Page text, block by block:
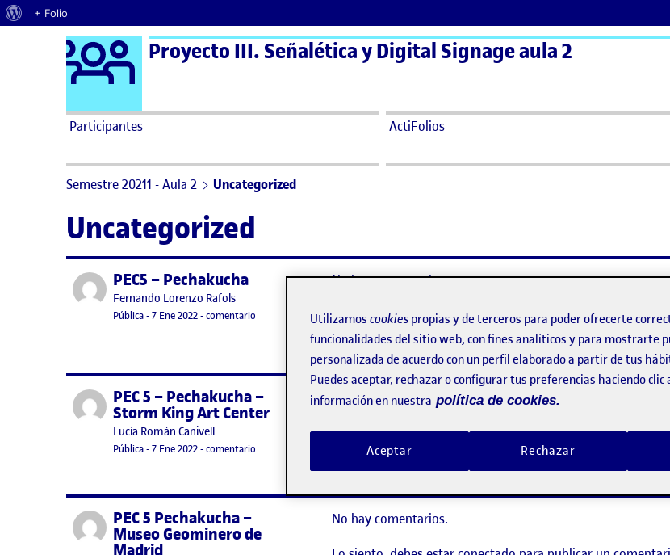
Acerca de WordPress
+ Folio
Saltar al contenido Logo Ágora
Proyecto III. Señalética y Digital Signage aula 2
Participantes ActiFolios
Semestre 20211 - Aula 2 Uncategorized
Uncategorized
Publicado porPEC5 – Pechakucha
Publicado por
Fernando Lorenzo Rafols
Visibilidad:
Pública-Fecha de publicación
7 Ene 202213 enero, 2022 9:05 am
-comentario en PEC5 – Pechakucha
No hay comentarios.
Lo siento, debes estarconectadopara publicar un
Publicado porPEC 5 – Pechakucha –
Storm King Art Center
Publicado por
Lucía Román Canivell
Visibilidad:
Pública-Fecha de publicación
7 Ene 2022-comentario en PEC 5 – Pechakucha – Storm King Art Center
No hay comentarios.
Lo siento, debes estarconectadopara publicar un
Publicado porPEC 5 Pechakucha –
Museo Geominero de
No hay comentarios.
Utilizamos cookies propias y de terceros para poder ofrecerte
funcionalidades del sitio web, con fines analíticos y para mostrarte
personalizada de acuerdo con un perfil elaborado a partir de tus
Puedes aceptar, rechazar o configurar tus preferencias haciendo clic
información en nuestra política de cookies.
Rechazar
Aceptar